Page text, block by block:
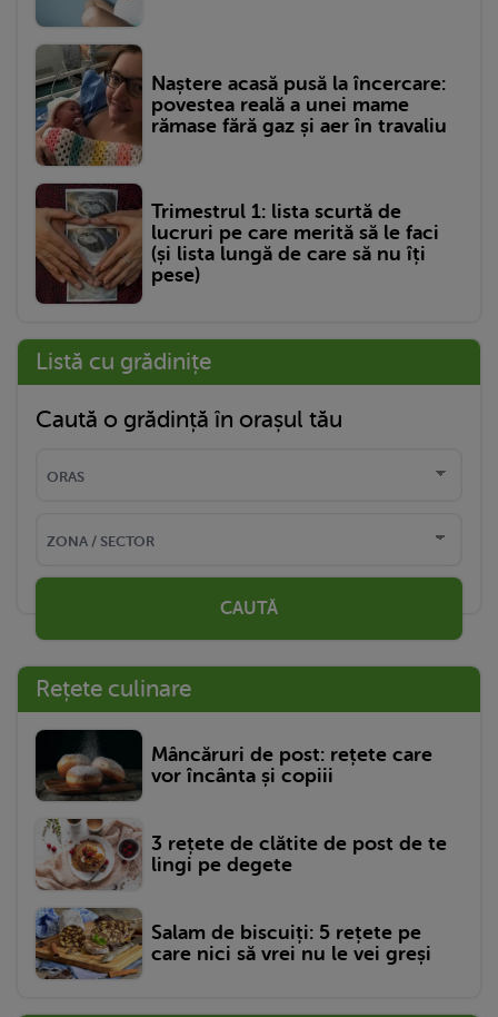
Naștere acasă pusă la încercare:
povestea reală a unei mame
rămase fără gaz și aer în travaliu
Trimestrul 1: lista scurtă de
lucruri pe care merită să le faci
(și lista lungă de care să nu îți
pese)
Listă cu grădinițe
Caută o grădință în orașul tău
CAUTĂ
Rețete culinare
Mâncăruri de post: rețete care
vor încânta și copiii
3 rețete de clătite de post de te
lingi pe degete
Salam de biscuiți: 5 rețete pe
care nici să vrei nu le vei greși